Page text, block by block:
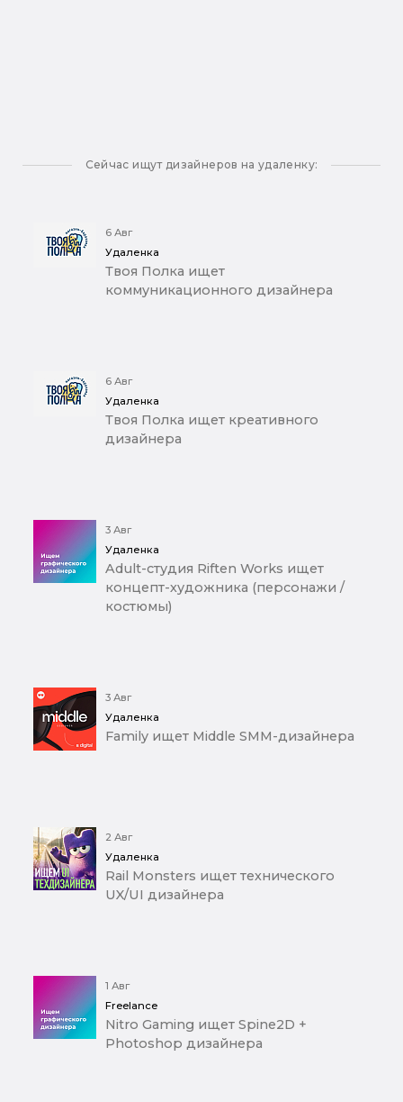
Сейчас ищут дизайнеров на удаленку:
6 Авг
Удаленка
Твоя Полка ищет
коммуникационного дизайнера
6 Авг
Удаленка
Твоя Полка ищет креативного
дизайнера
3 Авг
Удаленка
Adult-студия Riften Works ищет
концепт-художника (персонажи /
костюмы)
3 Авг
Удаленка
Family ищет Middle SMM-дизайнера
2 Авг
Удаленка
Rail Monsters ищет технического
UX/UI дизайнера
1 Авг
Freelance
Nitro Gaming ищет Spine2D +
Photoshop дизайнера